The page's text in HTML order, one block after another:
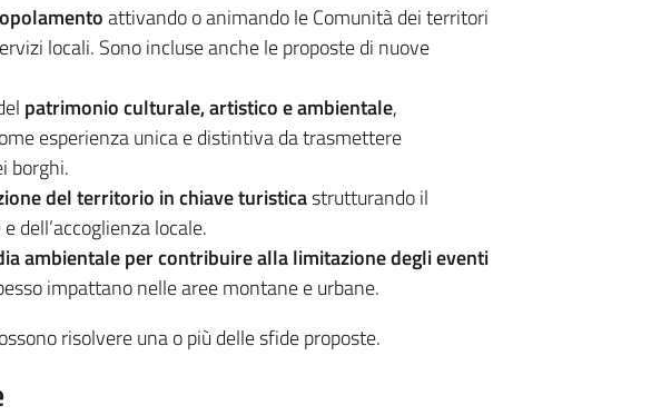
attivando o animando le Comunità dei territori
locali. Sono incluse anche le proposte di nuove
patrimonio culturale, artistico e ambientale,
esperienza unica e distintiva da trasmettere
borghi.
del territorio in chiave turisticastrutturando il
dell’accoglienza locale.
ambientale per contribuire alla limitazione degli eventi
impattano nelle aree montane e urbane.
risolvere una o più delle sfide proposte.